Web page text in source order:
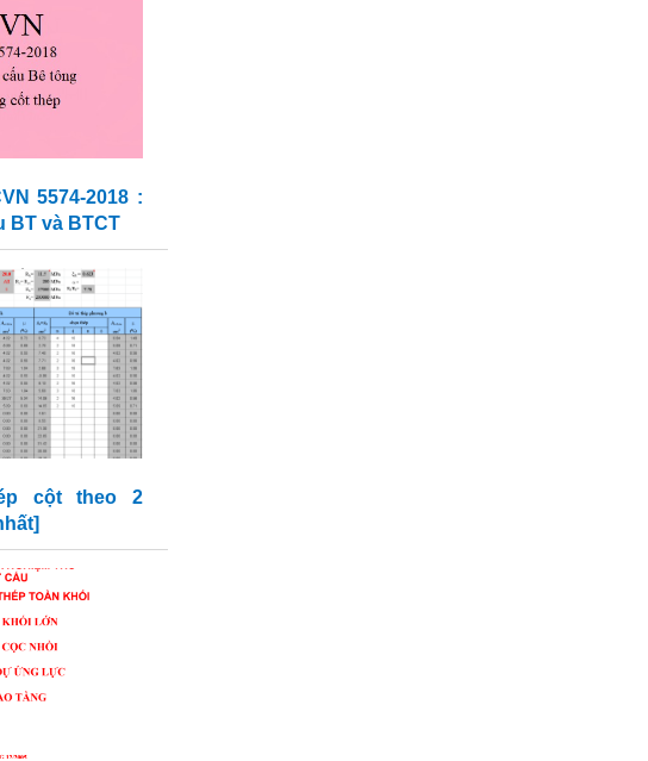
5574-2018 :
BT và BTCT
cột theo 2